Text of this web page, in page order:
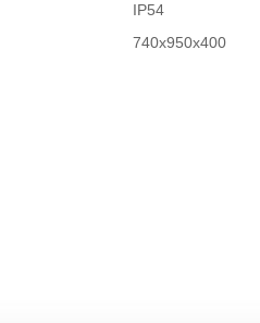
IP54
740х950х400